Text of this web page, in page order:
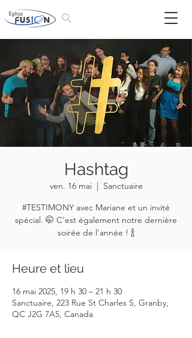
Hashtag
ven. 16 mai
  |
Sanctuaire
#TESTIMONY avec Mariane et un invité
spécial. 🤭 C'est également notre dernière
soirée de l'année ! 🍾
Heure et lieu
16 mai 2025, 19 h 30 – 21 h 30
Sanctuaire, 223 Rue St Charles S, Granby,
QC J2G 7A5, Canada